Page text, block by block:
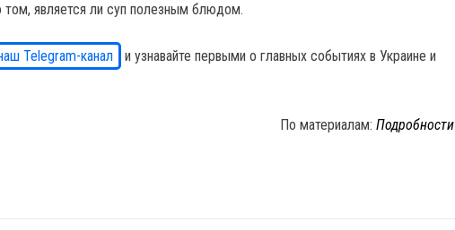
является ли суп полезным блюдом.
Telegram-канал
и узнавайте первыми о главных событиях в Украине и
По материалам:Подробности